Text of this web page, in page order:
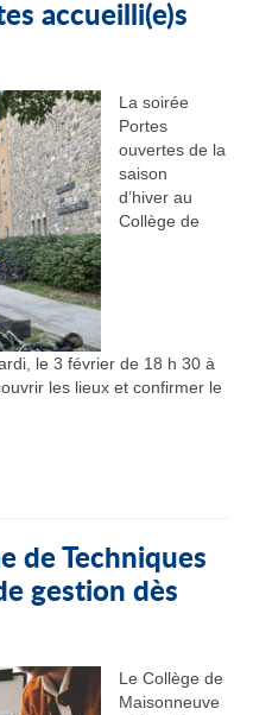
accueilli(e)s
La soirée
Portes
ouvertes de la
saison
d’hiver au
Collège de
le 3 février de 18 h 30 à
les lieux et confirmer le
de Techniques
gestion dès
Le Collège de
Maisonneuve